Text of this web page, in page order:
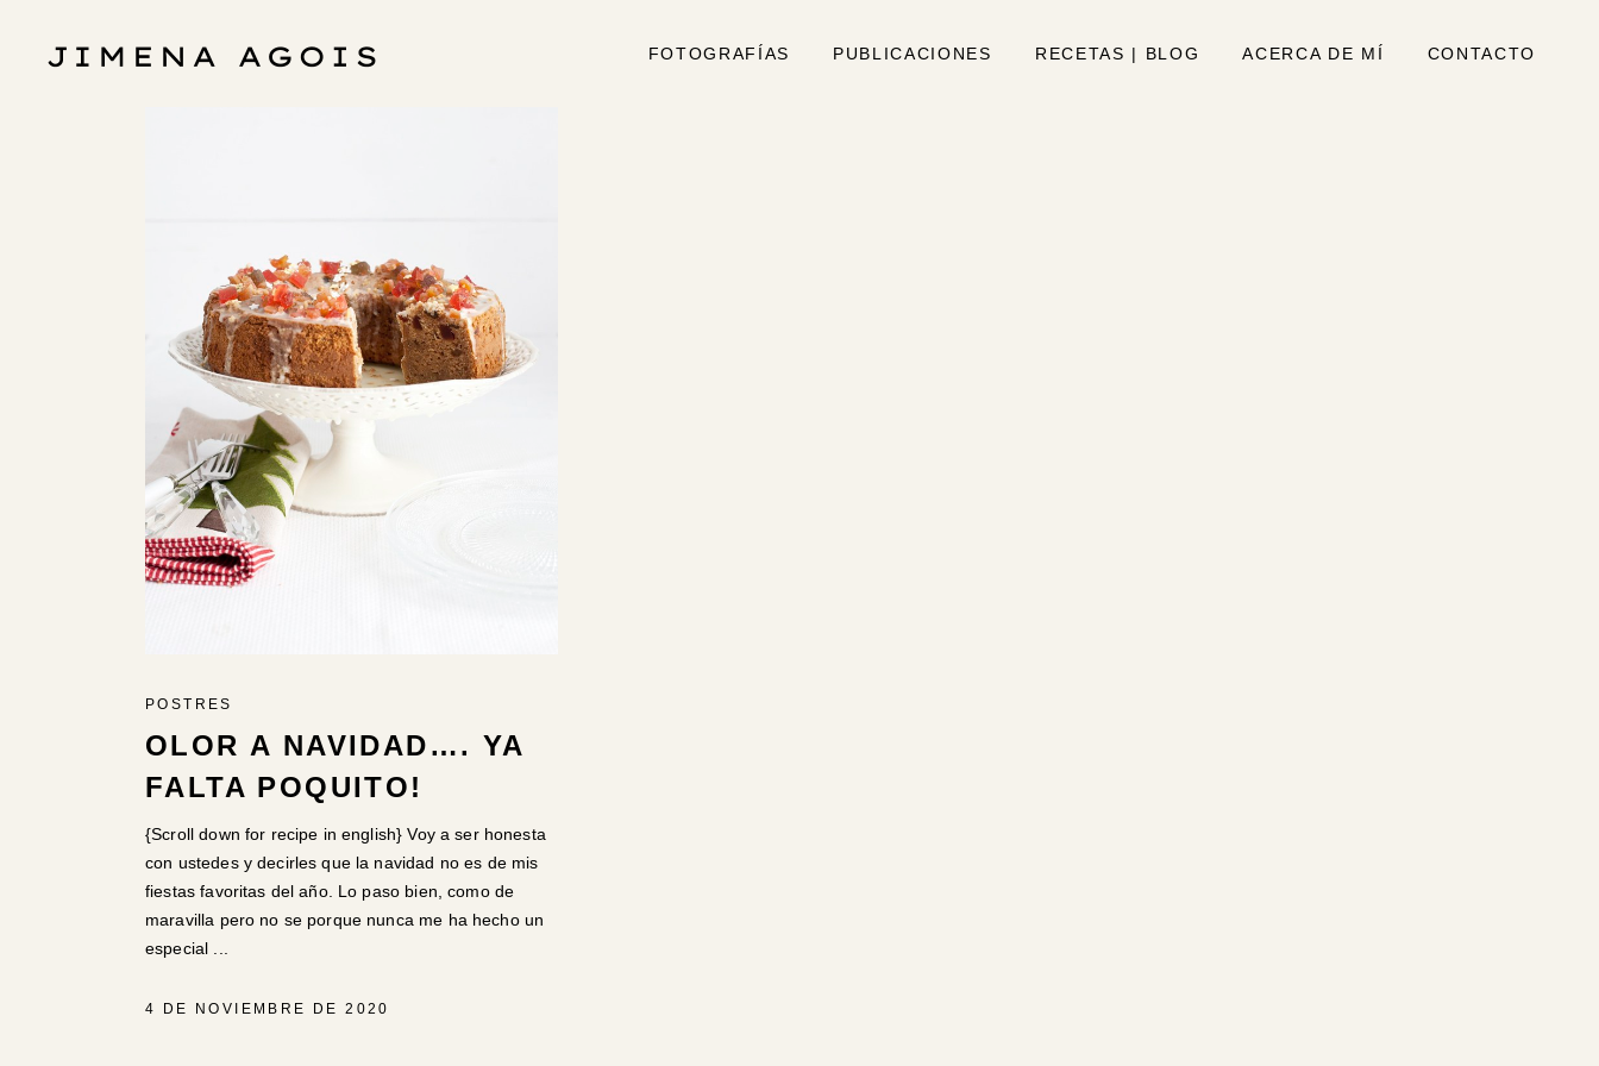
FOTOGRAFÍAS PUBLICACIONES RECETAS | BLOG ACERCA DE MÍ CONTACTO
POSTRES
OLOR A NAVIDAD…. YA
FALTA POQUITO!
{Scroll down for recipe in english} Voy a ser honesta
con ustedes y decirles que la navidad no es de mis
fiestas favoritas del año. Lo paso bien, como de
maravilla pero no se porque nunca me ha hecho un
especial
4 DE NOVIEMBRE DE 2020